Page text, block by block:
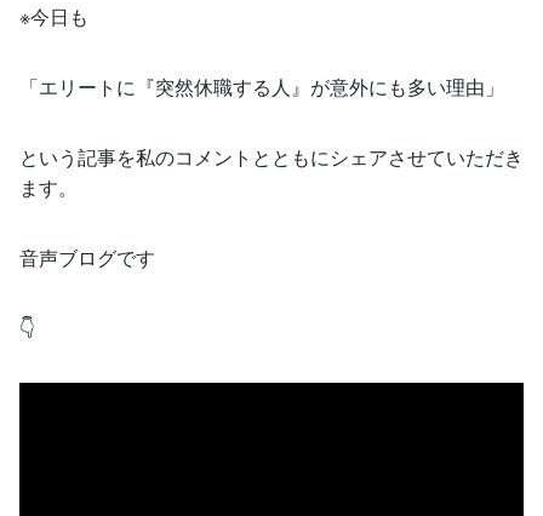
※今日も
「エリートに『突然休職する人』が意外にも多い理由」
という記事を私のコメントとともにシェアさせていただき
ます。
音声ブログです
👇